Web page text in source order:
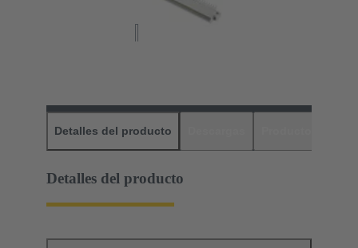
Detalles del producto
Detalles del producto